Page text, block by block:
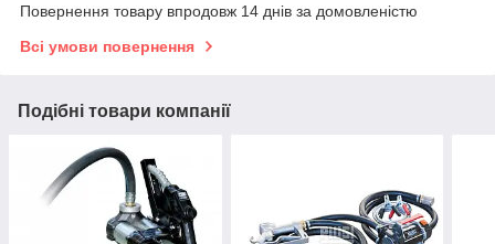
Повернення товару впродовж 14 днів за домовленістю
Всі умови повернення
Подібні товари компанії